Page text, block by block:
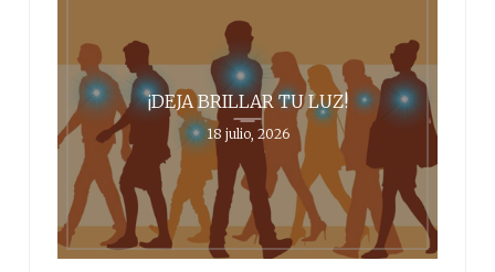
¡DEJA BRILLAR TU LUZ!
18 julio, 2026